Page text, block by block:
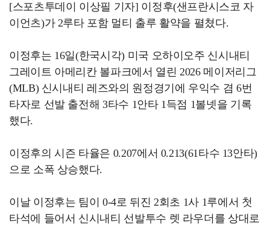
[스포츠투데이 이상필 기자] 이정후(샌프란시스코 자
이언츠)가 2루타 포함 멀티 출루 활약을 펼쳤다.
이정후는 16일(한국시각) 미국 오하이오주 신시내티
그레이트 아메리칸 볼파크에서 열린 2026 메이저리그
(MLB) 신시내티 레즈와의 원정경기에 우익수 겸 6번
타자로 선발 출전해 3타수 1안타 1득점 1볼넷을 기록
했다.
이정후의 시즌 타율은 0.207에서 0.213(61타수 13안타)
으로 소폭 상승했다.
이날 이정후는 팀이 0-4로 뒤진 2회초 1사 1루에서 첫
타석에 들어서 신시내티 선발투수 렛 라우더를 상대로